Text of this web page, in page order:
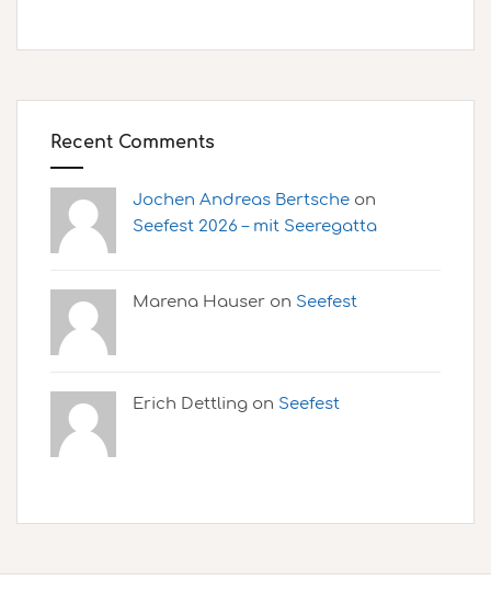
Recent Comments
Jochen Andreas Bertsche on
Seefest 2026 – mit Seeregatta
Marena Hauser on Seefest
Erich Dettling on Seefest